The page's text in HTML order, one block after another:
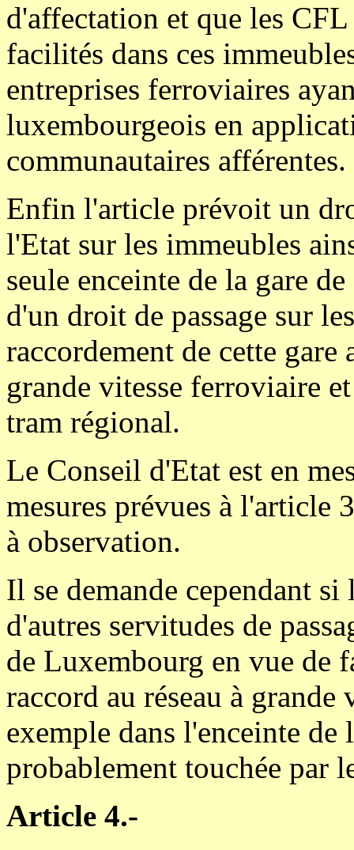
d'affectation et que les
facilités dans ces
entreprises ferroviaires
luxembourgeois en
communautaires afférentes.
Enfin l'article prévoit un
l'Etat sur les immeubles
seule enceinte de la gare
d'un droit de passage sur
raccordement de cette gare
grande vitesse ferroviaire
tram régional.
Le Conseil d'Etat est en
mesures prévues à l'article
à observation.
Il se demande cependant
d'autres servitudes de
de Luxembourg en vue de
raccord au réseau à
exemple dans l'enceinte de
probablement touchée par
Article 4.-